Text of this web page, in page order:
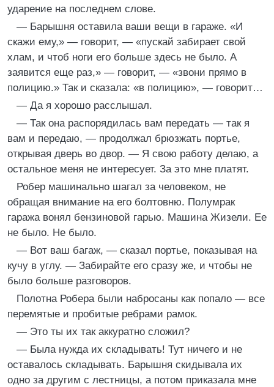
ударение на последнем слове.
— Барышня оставила ваши вещи в гараже. «И
скажи ему,» — говорит, — «пускай забирает свой
хлам, и чтоб ноги его больше здесь не было. А
заявится еще раз,» — говорит, — «звони прямо в
полицию.» Так и сказала: «в полицию», — говорит…
— Да я хорошо расслышал.
— Так она распорядилась вам передать — так я
вам и передаю, — продолжал брюзжать портье,
открывая дверь во двор. — Я свою работу делаю, а
остальное меня не интересует. За это мне платят.
Робер машинально шагал за человеком, не
обращая внимание на его болтовню. Полумрак
гаража вонял бензиновой гарью. Машина Жизели. Ее
не было. Не было.
— Вот ваш багаж, — сказал портье, показывая на
кучу в углу. — Забирайте его сразу же, и чтобы не
было больше разговоров.
Полотна Робера были набросаны как попало — все
перемятые и пробитые ребрами рамок.
— Это ты их так аккуратно сложил?
— Была нужда их складывать! Тут ничего и не
оставалось складывать. Барышня скидывала их
одно за другим с лестницы, а потом приказала мне